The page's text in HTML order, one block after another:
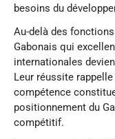
besoins du
Au-delà des
Gabonais qui
internationales
Leur réussite
compétence
positionnement du
compétitif.